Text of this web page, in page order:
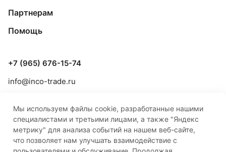
Партнерам
Помощь
+7 (965) 676-15-74
info@inco-trade.ru
Мы используем файлы cookie, разработанные нашими
специалистами и третьими лицами, а также "Яндекс
метрику" для анализа событий на нашем веб-сайте,
что позволяет нам улучшать взаимодействие с